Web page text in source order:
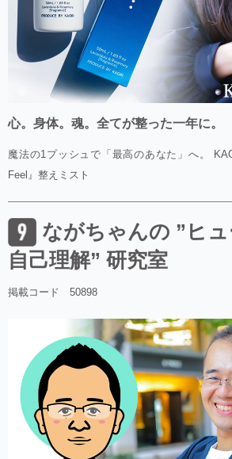
心。身体。魂。全てが整った一年に。
魔法の1プッシュで「最高のあなた」へ。
Feel』整えミスト
ながちゃんの ”ヒュ
自己理解” 研究室
掲載コード 50898